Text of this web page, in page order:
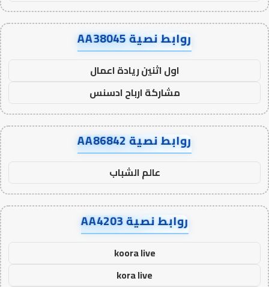
روابط نصية AA38045
اول اثنين ريادة اعمال
مشاركة ارباح ادسنس
روابط نصية AA86842
عالم الشباب
روابط نصية AA4203
koora live
kora live